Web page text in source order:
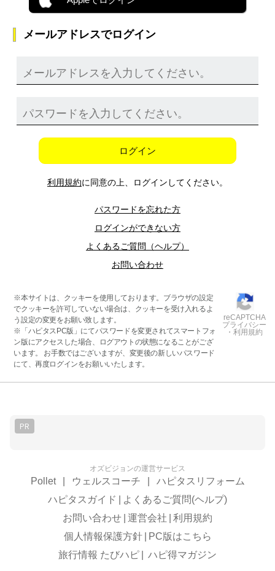
メールアドレスでログイン
ログイン
利用規約に同意の上、ログインしてください。
パスワードを忘れた方
ログインができない方
よくあるご質問（ヘルプ）
お問い合わせ
※本サイトは、クッキーを使用しております。ブラウザの設定
でクッキーを許可していない場合は、クッキーを受け入れるよ
う設定の変更をお願い致します。
※「ハピタスPC版」にてパスワードを変更されてスマートフォ
ン版にアクセスした場合、ログアウトの状態になることがござ
います。 お手数ではございますが、変更後の新しいパスワード
にて、再度ログインをお願いいたします。
reCAPTCHA
プライバシー
・利用規約
PR
オズビジョンの運営サービス
Pollet ウェルスコーチ
ハピタスリフォーム
ハピタスガイド
よくあるご質問(ヘルプ)
お問い合わせ 運営会社
利用規約
個人情報保護方針
PC版はこちら
旅行情報 たびハピ
ハピ得マガジン